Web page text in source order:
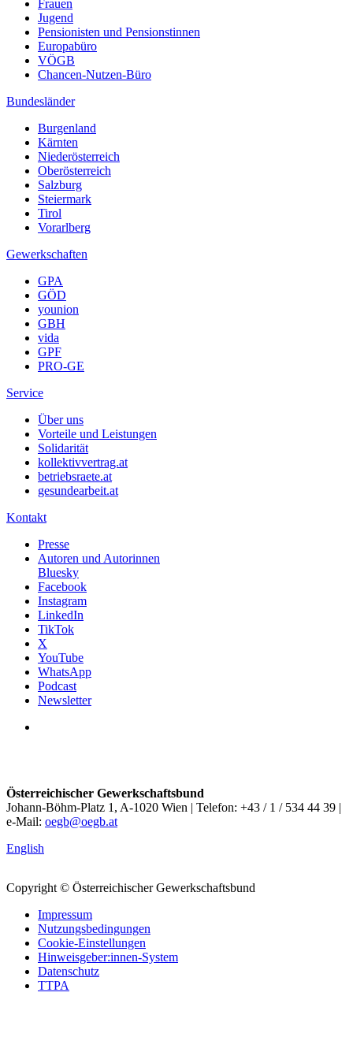
Frauen
Jugend
Pensionisten und Pensionstinnen
Europabüro
VÖGB
Chancen-Nutzen-Büro
Bundesländer
Burgenland
Kärnten
Niederösterreich
Oberösterreich
Salzburg
Steiermark
Tirol
Vorarlberg
Gewerkschaften
GPA
GÖD
younion
GBH
vida
GPF
PRO-GE
Service
Über uns
Vorteile und Leistungen
Solidarität
kollektivvertrag.at
betriebsraete.at
gesundearbeit.at
Kontakt
Presse
Autoren und Autorinnen
Bluesky
Facebook
Instagram
LinkedIn
TikTok
X
YouTube
WhatsApp
Podcast
Newsletter
Österreichischer Gewerkschaftsbund
Johann-Böhm-Platz 1, A-1020 Wien | Telefon: +43 / 1 / 534 44 39 |
e-Mail: oegb@oegb.at
English
Copyright © Österreichischer Gewerkschaftsbund
Impressum
Nutzungsbedingungen
Cookie-Einstellungen
Hinweisgeber:innen-System
Datenschutz
TTPA